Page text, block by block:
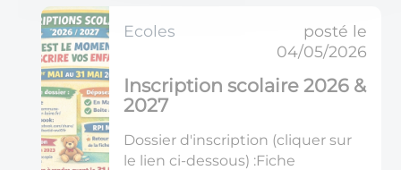
Ecoles
posté le
04/05/2026
Inscription scolaire 2026 &
2027
Dossier d'inscription (cliquer sur
le lien ci-dessous) :Fiche